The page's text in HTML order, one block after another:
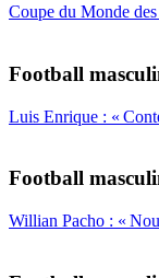
Coupe du Monde
Football
Luis Enrique : «
Football
Willian Pacho : «